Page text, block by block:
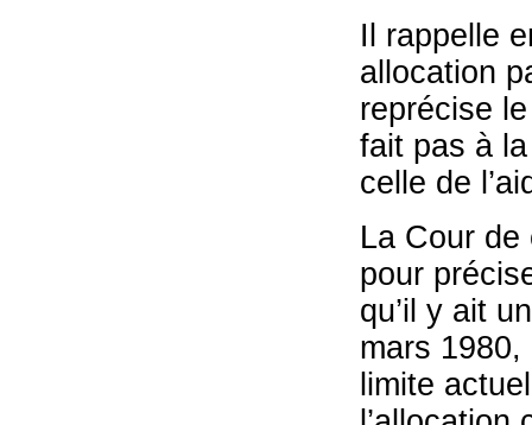
Il rappelle
allocation
reprécise
fait pas à
celle de
La Cour
pour
qu’il y ait
mars
limite